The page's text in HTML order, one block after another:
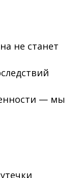
не станет
— мы